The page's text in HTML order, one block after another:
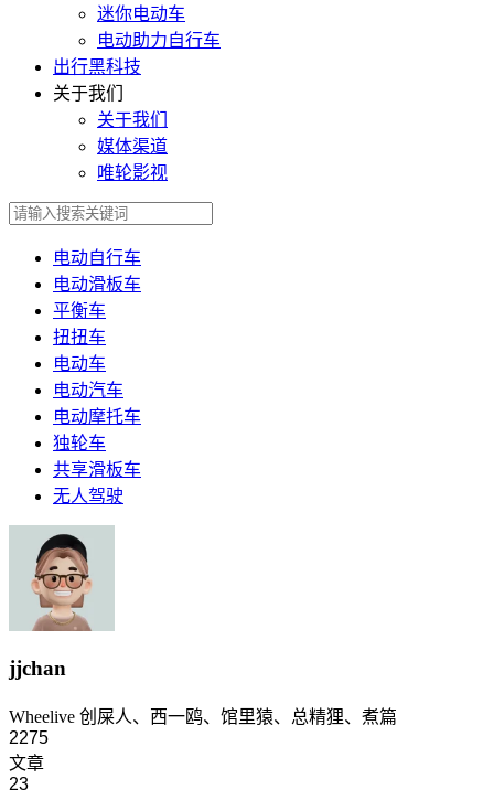
迷你电动车
电动助力自行车
出行黑科技
关于我们
关于我们
媒体渠道
唯轮影视
电动自行车
电动滑板车
平衡车
扭扭车
电动车
电动汽车
电动摩托车
独轮车
共享滑板车
无人驾驶
jjchan
Wheelive 创屎人、西一鸥、馆里猿、总精狸、煮篇
2275
文章
23